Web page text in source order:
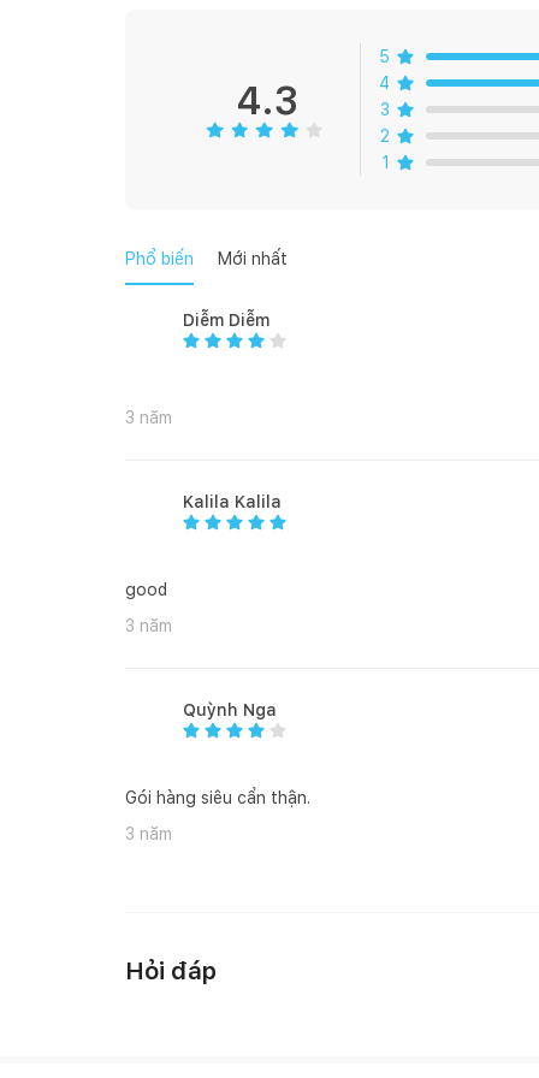
Bộ chăn ga EPM21071 chắc chắn sẽ mang đến
bông hoa King Protea – quốc hoa của Nam Phi với
nhỏ li ti. Hình ảnh hoa lá đua nhau khoe sắc trên
4.3
5
4
3
2
1
Phổ biến Mới nhất
Diễm Diễm
3 năm
Kalila Kalila
good
3 năm
Quỳnh Nga
Gói hàng siêu cẩn thận.
3 năm
Hỏi đáp